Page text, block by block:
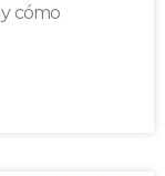
cómo